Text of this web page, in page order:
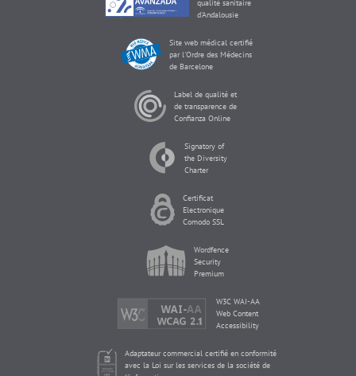
qualité sanitaire
d'Andalousie
Site web médical certifié
par l'Ordre des Médecins
de Barcelone
Label de qualité et
de transparence de
Confianza Online
Signatory of
the Diversity
Charter
Certificat
Electronique
Comodo SSL
Wordfence
Security
Premium
W3C WAI-AA
Web Content
Accessibility
Adaptateur commercial certifié en conformité
avec la Loi sur les services de la société de